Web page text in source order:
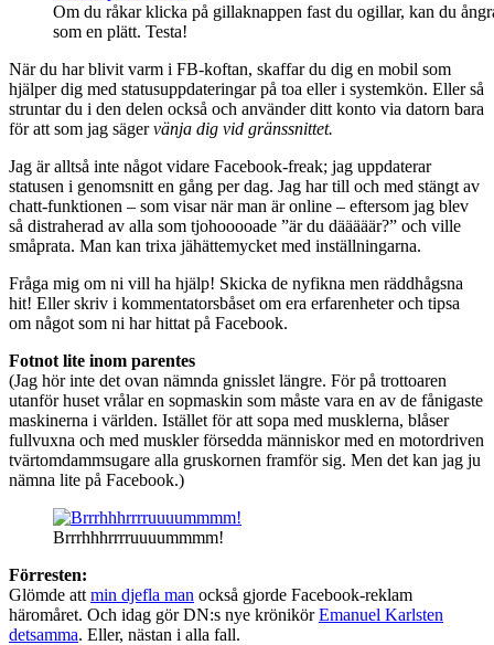
Om du råkar klicka på gillaknappen fast du ogillar, kan du
som en plätt. Testa!
När du har blivit varm i FB-koftan, skaffar du dig en mobil som
hjälper dig med statusuppdateringar på toa eller i systemkön. Eller så
struntar du i den delen också och använder ditt konto via datorn bara
för att som jag sägervänja dig vid gränssnittet.
Jag är alltså inte något vidare Facebook-freak; jag uppdaterar
statusen i genomsnitt en gång per dag. Jag har till och med stängt av
chatt-funktionen – som visar när man är online – eftersom jag blev
så distraherad av alla som tjohooooade ”är du dääääär?” och ville
småprata. Man kan trixa jähättemycket med inställningarna.
Fråga mig om ni vill ha hjälp! Skicka de nyfikna men räddhågsna
hit! Eller skriv i kommentatorsbåset om era erfarenheter och tipsa
om något som ni har hittat på Facebook.
Fotnot lite inom parentes
(Jag hör inte det ovan nämnda gnisslet längre. För på trottoaren
utanför huset vrålar en sopmaskin som måste vara en av de fånigaste
maskinerna i världen. Istället för att sopa med musklerna, blåser
fullvuxna och med muskler försedda människor med en motordriven
tvärtomdammsugare alla gruskornen framför sig. Men det kan jag ju
nämna lite på Facebook.)
Brrrhhhrrrruuuummmm!
Förresten:
Glömde att min djefla man också gjorde Facebook-reklam
häromåret. Och idag gör DN:s nye krönikörEmanuel Karlsten
detsamma. Eller, nästan i alla fall.